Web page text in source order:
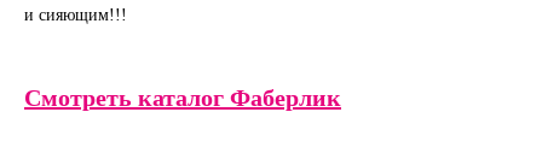
и сияющим!!!
Смотреть каталог Фаберлик